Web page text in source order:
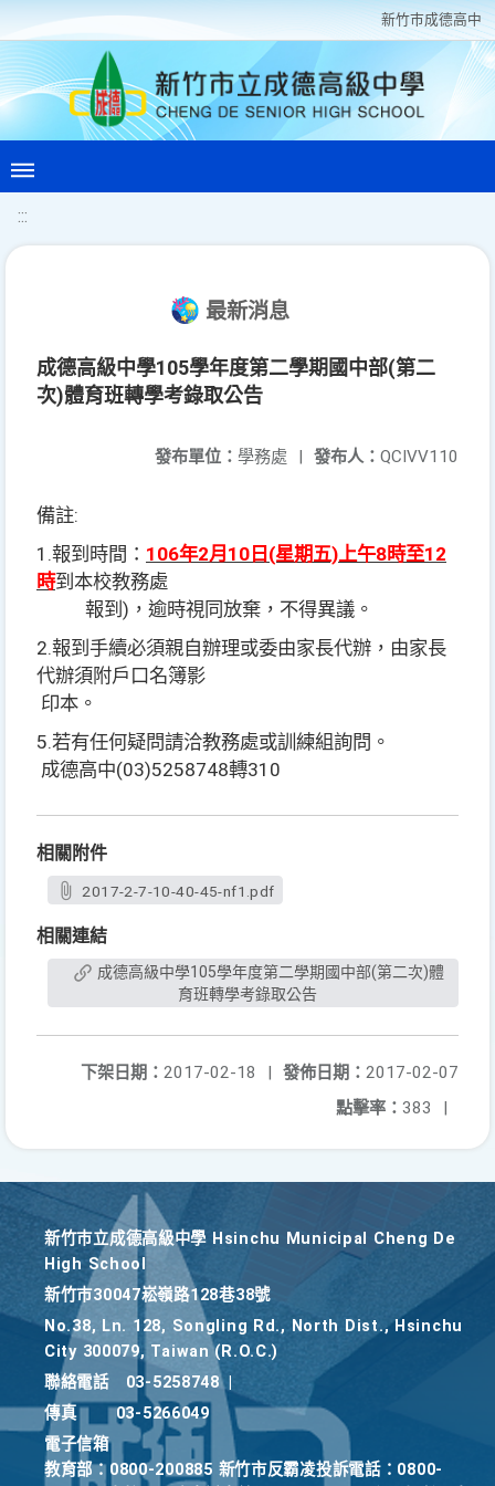
新竹巿成德高中
:::
最新消息
成德高級中學105學年度第二學期國中部(第二
次)體育班轉學考錄取公告
發布人： QCIVV110
發布單位： 學務處 |
備註:
1.報到時間： 106年2月10日(星期五)上午8時至12
時到本校教務處
報到)，逾時視同放棄，不得異議。
2.報到手續必須親自辦理或委由家長代辦，由家長
代辦須附戶口名簿影
印本。
5.若有任何疑問請洽教務處或訓練組詢問。
成德高中(03)5258748轉310
相關附件
2017-2-7-10-40-45-nf1.pdf
相關連結
育班轉學考錄取公告
發佈日期： 2017-02-07
下架日期： 2017-02-18
|
點擊率： 383 |
新竹巿立成德高級中學 Hsinchu Municipal Cheng De
High School
新竹巿30047崧嶺路128巷38號
No.38, Ln. 128, Songling Rd., North Dist., Hsinchu
City 300079, Taiwan (R.O.C.)
聯絡電話
03-5258748
傳真
03-5266049
電子信箱
教育部：0800-200885 新竹市反霸凌投訴電話：0800-